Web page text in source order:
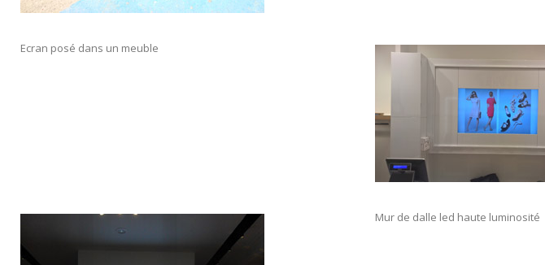
Ecran posé dans un meuble
Mur de dalle led haute luminosité